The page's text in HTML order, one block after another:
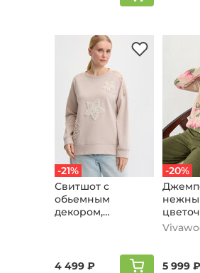
-21%
Свитшот с
обьемным
декором,
4 499 ₽
-20%
5 999 ₽